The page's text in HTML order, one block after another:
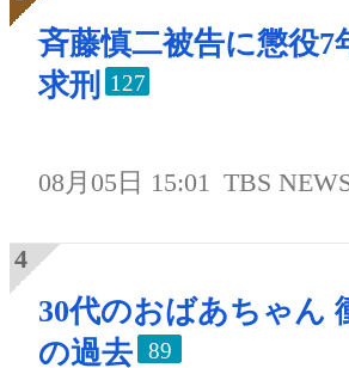
斉藤慎二被告に懲役7
求刑
127
08月05日 15:01 TBS
30代のおばあちゃん
の過去
89